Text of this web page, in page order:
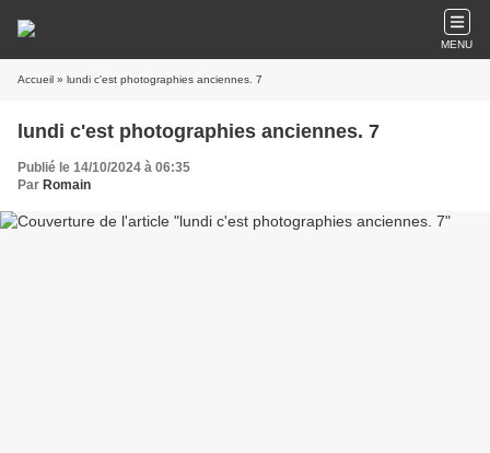
MENU
Accueil » lundi c'est photographies anciennes. 7
lundi c'est photographies anciennes. 7
Publié le 14/10/2024 à 06:35
Par Romain